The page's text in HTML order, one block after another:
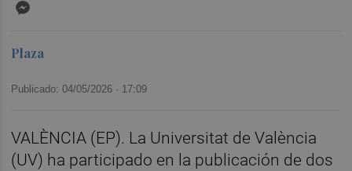
Plaza
Publicado: 04/05/2026 · 17:09
VALÈNCIA (EP). La Universitat de València
(UV) ha participado en la publicación de dos